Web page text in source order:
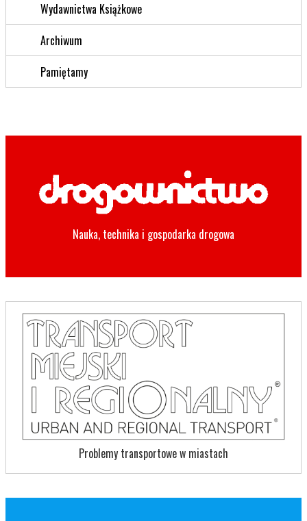
Wydawnictwa Książkowe
Archiwum
Pamiętamy
Nauka, technika i gospodarka drogowa
Problemy transportowe w miastach